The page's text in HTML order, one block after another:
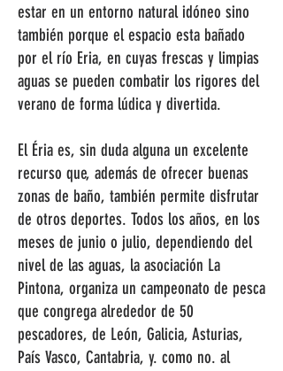
estar en un entorno natural idóneo sino
también porque el espacio esta bañado
por el río Eria, en cuyas frescas y limpias
aguas se pueden combatir los rigores del
verano de forma lúdica y divertida.
El Éria es, sin duda alguna un excelente
recurso que, además de ofrecer buenas
zonas de baño, también permite disfrutar
de otros deportes. Todos los años, en los
meses de junio o julio, dependiendo del
nivel de las aguas, la asociación La
Pintona, organiza un campeonato de pesca
que congrega alrededor de 50
pescadores, de León, Galicia, Asturias,
País Vasco, Cantabria, y. como no. al